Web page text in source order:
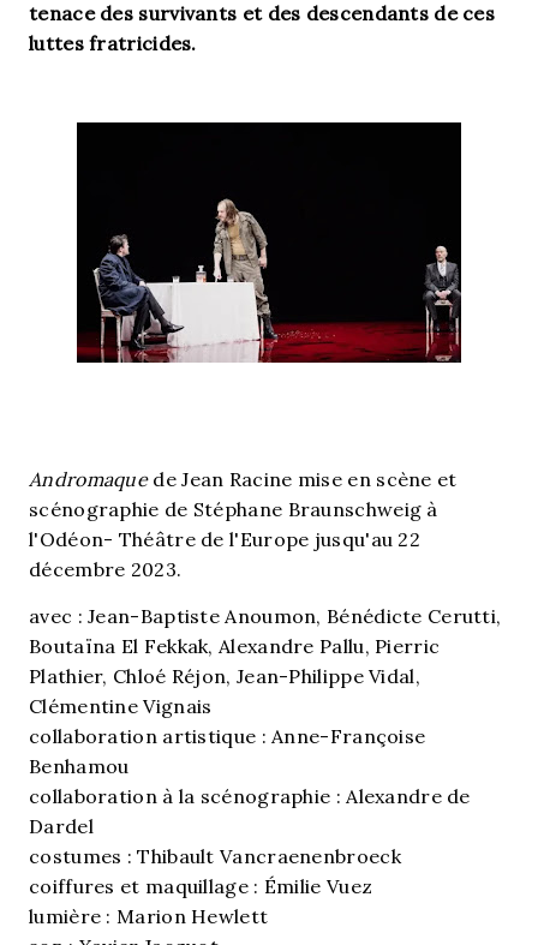
tenace des survivants et des descendants de ces
luttes fratricides.
Andromaquede Jean Racine mise en scène et
scénographie de Stéphane Braunschweig à
l'Odéon- Théâtre de l'Europe jusqu'au 22
décembre 2023.
avec : Jean-Baptiste Anoumon, Bénédicte Cerutti,
Boutaïna El Fekkak, Alexandre Pallu, Pierric
Plathier, Chloé Réjon, Jean-Philippe Vidal,
Clémentine Vignais
collaboration artistique : Anne-Françoise
Benhamou
collaboration à la scénographie : Alexandre de
Dardel
costumes : Thibault Vancraenenbroeck
coiffures et maquillage : Émilie Vuez
lumière : Marion Hewlett